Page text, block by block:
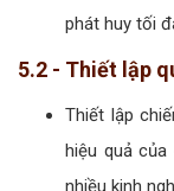
phát huy tối
5.2 - Thiết lập
Thiết lập
hiệu quả
nhiều kinh